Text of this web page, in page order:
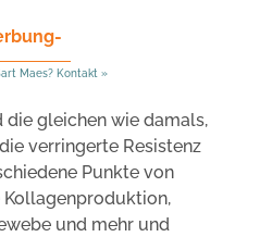
Maes? Kontakt »
die gleichen wie damals,
verringerte Resistenz
Punkte von
Kollagenproduktion,
und mehr und